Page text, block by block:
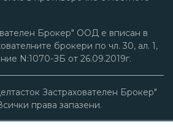
Брокер" ООД е вписан в
брокери по чл. 30, ал. 1,
N:1070-ЗБ от 26.09.2019г.
Застрахователен Брокер"
права запазени.